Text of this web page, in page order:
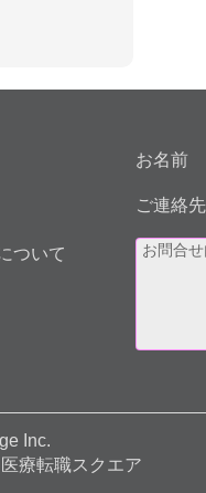
ついて
お名前
ご連絡先
Inc.
療転職スクエア